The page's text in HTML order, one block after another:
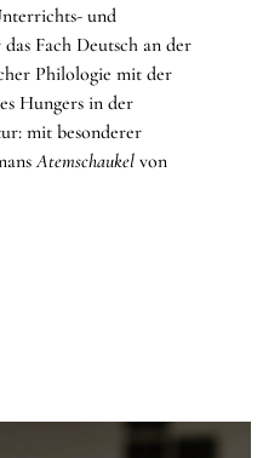
und
Fach Deutsch an der
Philologie mit der
Hungers in der
mit besonderer
Atemschaukel von